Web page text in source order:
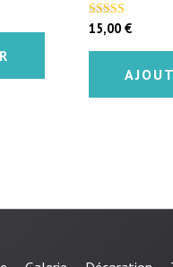
Note
4.50
sur 5
15,00 €